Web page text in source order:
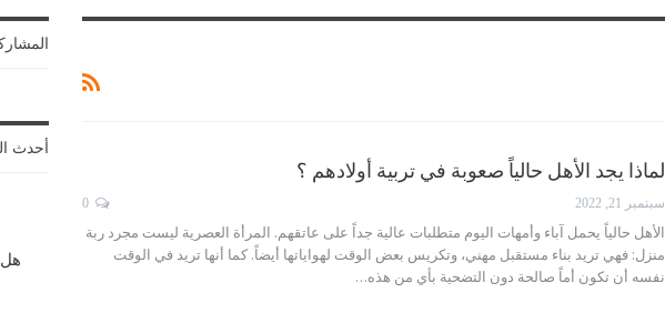
لماذا يجد الأهل حالياً صعوبة في تربية أولادهم ؟
سبتمبر 21, 2022
الأهل حالياً يحمل آباء وأمهات اليوم متطلبات عالية جداً على عاتقهم. المرأة العصرية ليست مجرد ربة
منزل: فهي تريد بناء مستقبل مهني، وتكريس بعض الوقت لهواياتها أيضاً. كما أنها تريد في الوقت
نفسه أن تكون أماً صالحة دون التضحية بأي من هذه…
أحدث